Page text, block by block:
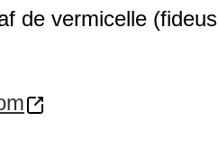
de vermicelle (fideus